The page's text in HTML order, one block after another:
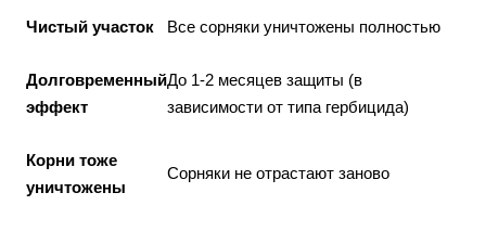
Чистый участок Все сорняки уничтожены полностью
Долговременный
эффект
До 1-2 месяцев защиты (в
зависимости от типа гербицида)
Корни тоже
уничтожены
Сорняки не отрастают заново